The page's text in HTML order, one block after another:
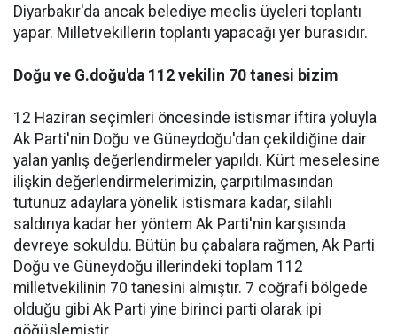
Diyarbakır'da ancak belediye meclis üyeleri toplantı
yapar. Milletvekillerin toplantı yapacağı yer burasıdır.
Doğu ve G.doğu'da 112 vekilin 70 tanesi bizim
12 Haziran seçimleri öncesinde istismar iftira yoluyla
Ak Parti'nin Doğu ve Güneydoğu'dan çekildiğine dair
yalan yanlış değerlendirmeler yapıldı. Kürt meselesine
ilişkin değerlendirmelerimizin, çarpıtılmasından
tutunuz adaylara yönelik istismara kadar, silahlı
saldırıya kadar her yöntem Ak Parti'nin karşısında
devreye sokuldu. Bütün bu çabalara rağmen, Ak Parti
Doğu ve Güneydoğu illerindeki toplam 112
milletvekilinin 70 tanesini almıştır. 7 coğrafi bölgede
olduğu gibi Ak Parti yine birinci parti olarak ipi
göğüslemiştir.